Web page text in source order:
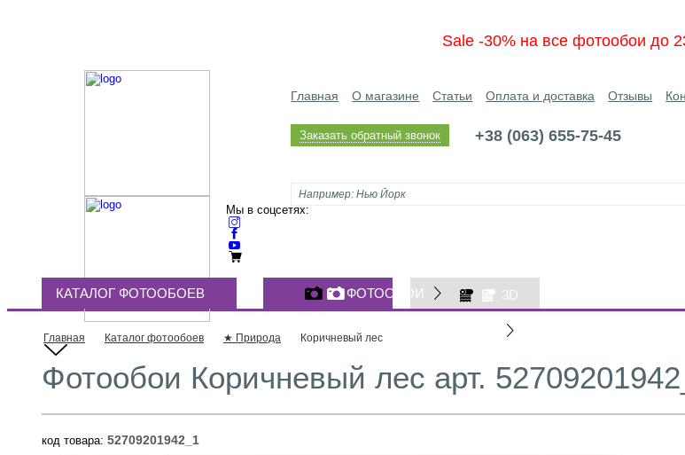
Sale -30% на все фотообои до
Главная О магазине Статьи Оплата и доставка Отзывы
Заказать обратный звонок +38 (063) 655-75-45
Мы в соцсетях:
ФОТООБОИ 3D
КАТАЛОГ ФОТООБОЕВ
Главная Каталог фотообоев ★ Природа Коричневый лес
Фотообои Коричневый лес арт.
код товара: 52709201942_1